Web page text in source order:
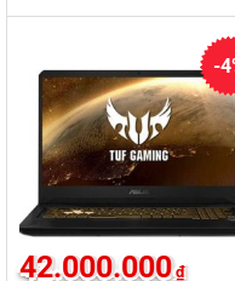
-
42.000.000 ₫